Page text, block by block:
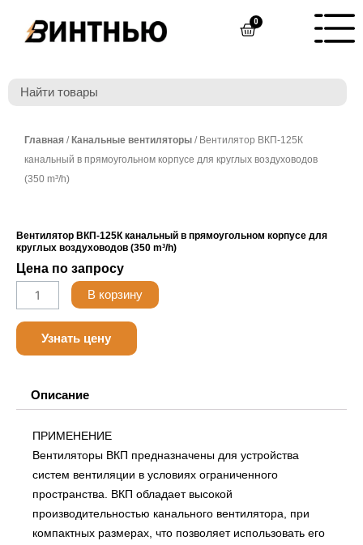
содержимому
0Cart
Главная / Канальные вентиляторы / Вентилятор ВКП-125К
канальный в прямоугольном корпусе для круглых воздуховодов
(350 m³/h)
Вентилятор ВКП-125К канальный в прямоугольном корпусе для
круглых воздуховодов (350 m³/h)
Цена по запросу
Количество
товара
Nanotek
LF24B
В корзину
Узнать цену
Описание
ПРИМЕНЕНИЕ
Вентиляторы ВКП предназначены для устройства
систем вентиляции в условиях ограниченного
пространства. ВКП обладает высокой
производительностью канального вентилятора, при
компактных размерах, что позволяет использовать его